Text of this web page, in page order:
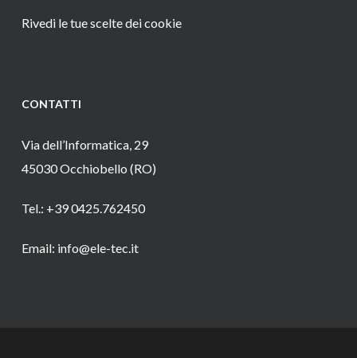
Rivedi le tue scelte dei cookie
CONTATTI
Via dell’Informatica, 29
45030 Occhiobello (RO)
Tel.: +39 0425.762450
Email: info@ele-tec.it